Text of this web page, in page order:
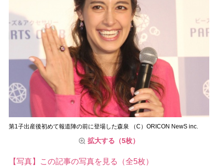
第1子出産後初めて報道陣の前に登場した森泉 （C）ORICON NewS inc.
拡大する（5枚）
【写真】この記事の写真を見る（全5枚）